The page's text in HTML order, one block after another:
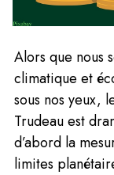
Alors que nous
climatique et
sous nos yeux,
Trudeau est
d’abord la
limites